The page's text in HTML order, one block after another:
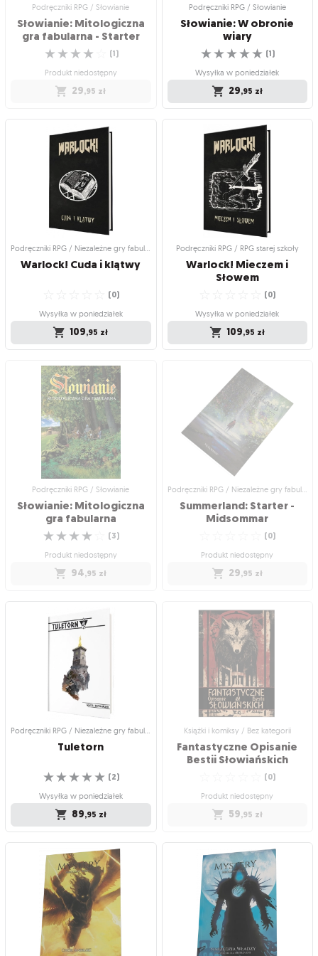
Podręczniki RPG / Słowianie
Słowianie: Mitologiczna
gra fabularna - Starter
☆
☆
☆
☆ (1)
Produkt niedostępny
29,95 zł
Podręczniki RPG / Słowianie
Słowianie: Mitologiczna
gra fabularna - Starter
przygodę w krainie legend i mitów?
☆
☆
☆
☆
☆
29
Podręczniki RPG / Słowianie
Słowianie: W obronie
wiary
☆
☆
☆
☆
☆ (1)
Wysyłka w poniedziałek
29,95 zł
Podręczniki RPG / Słowianie
Słowianie: W obronie
wiary
Niesamowita przygoda w klimacie
miecza i intrygi na Równinie
Cieszywoja
☆
☆
☆
☆
☆
Wysyłka w poniedziałek
,95 zł
Podręczniki RPG / Niezależne gry fabularne
Warlock! Cuda iklątwy
(0)
Wysyłka w poniedziałek
109,95 zł
fabularne
Warlock! Cuda i klątwy
Cudowne artefakty oraz przeklęta
magia do Warlock!
☆
☆
☆
☆
☆ (0)
Wysyłka w poniedziałek
109,95 zł
Podręczniki RPG / RPG starej szkoły
Warlock! Mieczem i
Słowem
(0)
Wysyłka w poniedziałek
109,95 zł
Warlock! Mieczem i
Słowem
Zbiór małych i dużych przygód w
Królestwie
☆
☆
☆
☆
☆ ( 0)
Wysyłka w poniedziałek
109,95
Podręczniki RPG / Słowianie
Słowianie: Mitologiczna
gra fabularna
☆
☆
☆
☆ (3)
Produkt niedostępny
94,95 zł
Podręczniki RPG / Słowianie
Słowianie: Mitologiczna
gra fabularna
Przeżyj niezwykłą przygodę w
słowiańskim świecie
☆
☆
☆
Produkt niedostępny
,95 zł
Podręczniki RPG / Niezależne gry fabularne
Summerland: Starter -
Midsommar
(0)
Produkt niedostępny
29,95 zł
fabularne
Summerland: Starter -
Midsommar
Samodzielna przygoda w świecie
Morza Liści
☆
☆
☆
☆
☆
Produkt niedostępny
29
Podręczniki RPG / Niezależne gry fabularne
Tuletorn
☆
☆
☆
☆
☆ (2)
Wysyłka w poniedziałek
89,95 zł
Podręczniki RPG / Niezależne gry
fabularne
Tuletorn
Gra polskiego autora o eksploracji
tajemniczej wyspy w klimatach
wikingów i Słowian
☆
☆
☆
☆ )
Książki i komiksy / Bez kategorii
Fantastyczne Opisanie
Bestii Słowiańskich
(0)
Produkt niedostępny
59,95 zł
Książki i komiksy / Bez kategorii
Fantastyczne Opisanie
Bestii Słowiańskich
Bestiariusz pełen przerażających
legend
☆
☆
☆
☆ (0 )
Produkt niedostępny
59,95 zł